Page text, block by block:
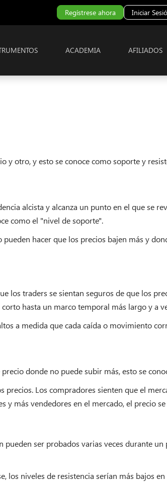
Regístrese ahora Iniciar
ACADEMIA AFILIADOS
y otro, y esto se conoce como soporte y
alcista y alcanza un punto en el que se
como el "nivel de soporte".
hacer que los precios bajen más y
los traders se sientan seguros de que los
hasta un marco temporal más largo y a
a medida que cada caída o movimiento
donde no puede subir más, esto se
Los compradores sienten que el
más vendedores en el mercado, el precio
ser probados varias veces durante
los niveles de resistencia serían más bajos